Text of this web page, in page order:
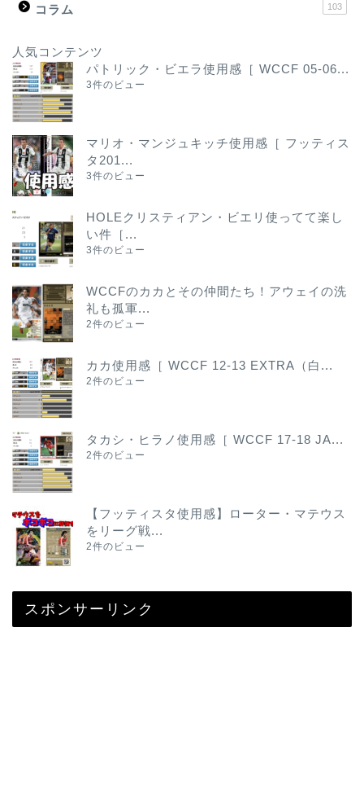
コラム 103
人気コンテンツ
パトリック・ビエラ使用感［ WCCF 05-06...
3件のビュー
マリオ・マンジュキッチ使用感［ フッティス
タ201...
3件のビュー
HOLEクリスティアン・ビエリ使ってて楽し
い件［...
3件のビュー
WCCFのカカとその仲間たち！アウェイの洗
礼も孤軍...
2件のビュー
カカ使用感［ WCCF 12-13 EXTRA（白...
2件のビュー
タカシ・ヒラノ使用感［ WCCF 17-18 JA...
2件のビュー
【フッティスタ使用感】ローター・マテウス
をリーグ戦...
2件のビュー
スポンサーリンク